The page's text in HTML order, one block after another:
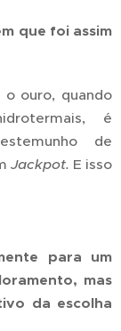
que foi assim
ouro, quando
é
de
Jackpot. E isso
para um
mas
da escolha